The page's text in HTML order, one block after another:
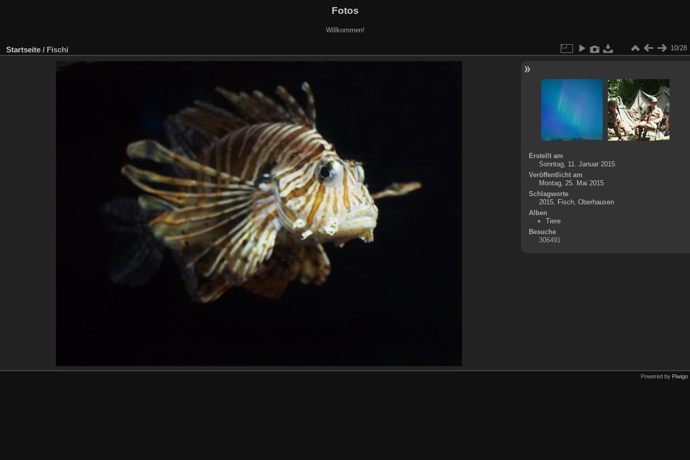
Fotos
Willkommen!
Startseite / Fischi 10/28
Erstellt am
Sonntag, 11. Januar 2015
Veröffentlicht am
Montag, 25. Mai 2015
Schlagworte
2015, Fisch, Oberhausen
Alben
Tiere
Besuche
306491
Powered by Piwigo